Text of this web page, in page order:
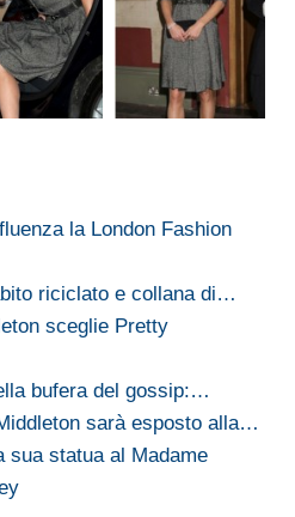
la London Fashion
riciclato e collana di…
sceglie Pretty
bufera del gossip:…
sarà esposto alla…
sua statua al Madame